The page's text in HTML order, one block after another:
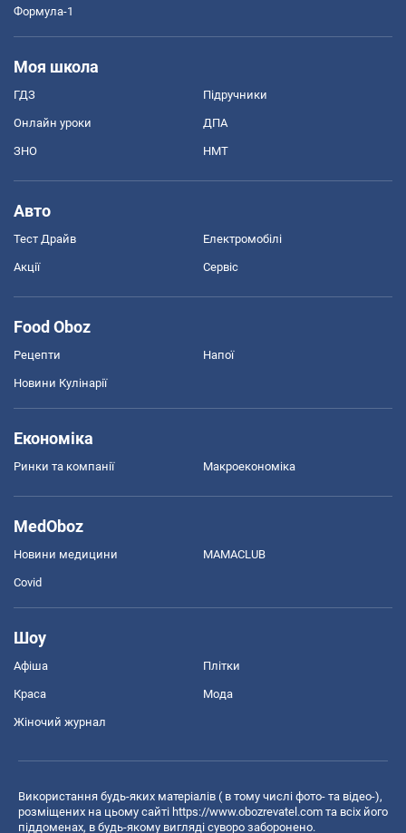
Формула-1
Моя школа
ГДЗ Підручники
Онлайн уроки ДПА
ЗНО НМТ
Авто
Тест Драйв Електромобілі
Акції Сервіс
Food Oboz
Рецепти Напої
Новини Кулінарії
Економіка
Ринки та компанії Макроекономіка
MedOboz
Новини медицини MAMACLUB
Covid
Шоу
Афіша Плітки
Краса Мода
Жіночий журнал
Використання будь-яких матеріалів ( в тому числі фото- та відео-),
розміщених на цьому сайті https://www.obozrevatel.com та всіх його
піддоменах, в будь-якому вигляді суворо заборонено.